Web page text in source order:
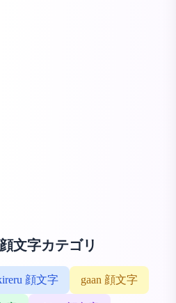
文字カテゴリ
顔文字 gaan 顔文字